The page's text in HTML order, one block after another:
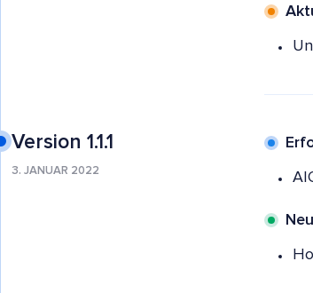
Version 1.1.1
3. JANUAR 2022
Neu